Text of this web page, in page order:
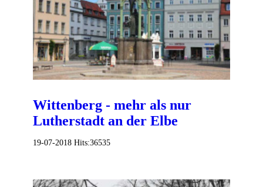
Wittenberg - mehr als nur
Lutherstadt an der Elbe
19-07-2018 Hits:36535